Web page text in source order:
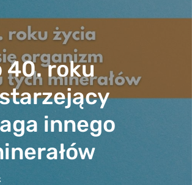
40. roku
innego